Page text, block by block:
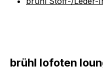
brühl lofoten